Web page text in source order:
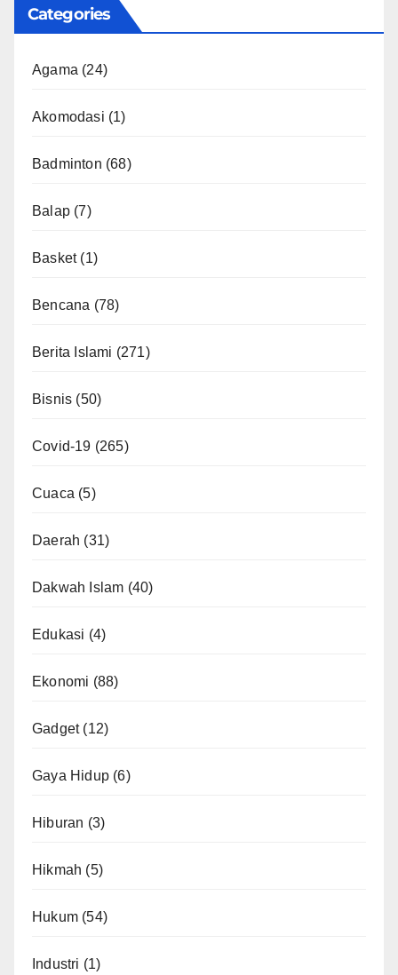
Categories
Agama (24)
Akomodasi (1)
Badminton (68)
Balap (7)
Basket(1)
Bencana (78)
Berita Islami (271)
Bisnis (50)
Covid-19 (265)
Cuaca (5)
Daerah (31)
Dakwah Islam (40)
Edukasi (4)
Ekonomi (88)
Gadget(12)
Gaya Hidup (6)
Hiburan (3)
Hikmah (5)
Hukum (54)
Industri (1)